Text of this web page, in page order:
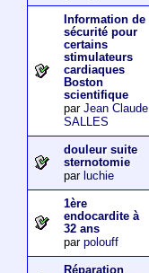
Information de
sécurité pour
certains
stimulateurs
cardiaques
Boston
scientifique
par Jean Claude
SALLES
douleur suite
sternotomie
par luchie
1ère
endocardite à
32 ans
par polouff